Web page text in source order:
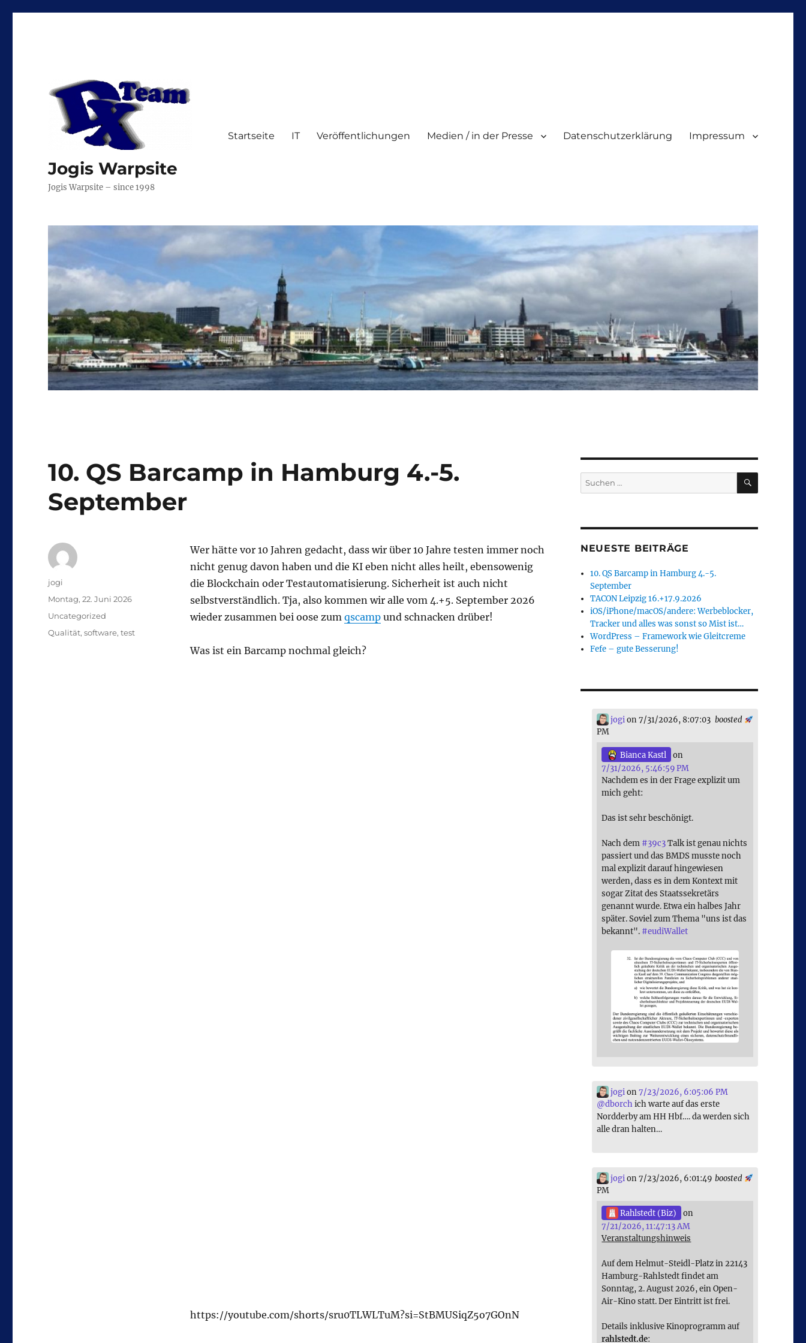
Jogis Warpsite
Jogis Warpsite – since 1998
Startseite IT Veröffentlichungen Medien / in der Presse Datenschutzerklärung Impressum
10. QS Barcamp in Hamburg 4.-5.
September
Wer hätte vor 10 Jahren gedacht, dass wir über 10 Jahre testen immer noch
nicht genug davon haben und die KI eben nicht alles heilt, ebensowenig
die Blockchain oder Testautomatisierung. Sicherheit ist auch nicht
selbstverständlich. Tja, also kommen wir alle vom 4.+5. September 2026
wieder zusammen bei oose zum qscampund schnacken drüber!
Was ist ein Barcamp nochmal gleich?
https://youtube.com/shorts/sru0TLWLTuM?si=StBMUSiqZ5o7GOnN
Autor
jogi
Veröffentlicht
Montag, 22. Juni 2026
Kategorien
Uncategorized
Schlagwörter
Qualität,software,test
Suchen
nach:
SUCHEN
NEUESTE BEITRÄGE
10. QS Barcamp in Hamburg 4.-5.
September
TACON Leipzig 16.+17.9.2026
iOS/iPhone/macOS/andere: Werbeblocker,
Tracker und alles was sonst so Mist ist…
WordPress – Framework wie Gleitcreme
Fefe – gute Besserung!
boosted
jogi on 7/31/2026, 8:07:03
PM
Bianca Kastl
on
7/31/2026, 5:46:59 PM
Nachdem es in der Frage explizit um
mich geht:
Das ist sehr beschönigt.
Nach dem #39c3Talk ist genau nichts
passiert und das BMDS musste noch
mal explizit darauf hingewiesen
werden, dass es in dem Kontext mit
sogar Zitat des Staatssekretärs
genannt wurde. Etwa ein halbes Jahr
später. Soviel zum Thema "uns ist das
bekannt". #eudiWallet
jogi on7/23/2026, 6:05:06 PM
@dborchich warte auf das erste
Nordderby am HH Hbf…. da werden sich
alle dran halten…
boosted
jogi on 7/23/2026, 6:01:49
PM
Rahlstedt (Biz)
on
7/21/2026, 11:47:13 AM
Veranstaltungshinweis
Auf dem Helmut-Steidl-Platz in 22143
Hamburg-Rahlstedt findet am
Sonntag, 2. August 2026, ein Open-
Air-Kino statt. Der Eintritt ist frei.
Details inklusive Kinoprogramm auf
rahlstedt.de: